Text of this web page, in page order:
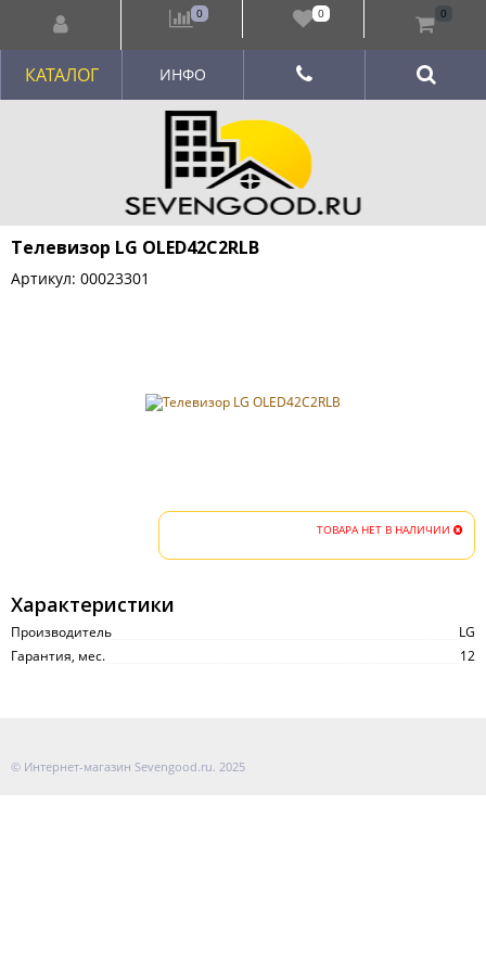
КАТАЛОГ ИНФО
Телевизор LG OLED42C2RLB
Артикул: 00023301
ТОВАРА НЕТ В НАЛИЧИИ
Характеристики
Производитель
LG
Гарантия, мес.
12
© Интернет-магазин Sevengood.ru. 2025
0 0 0